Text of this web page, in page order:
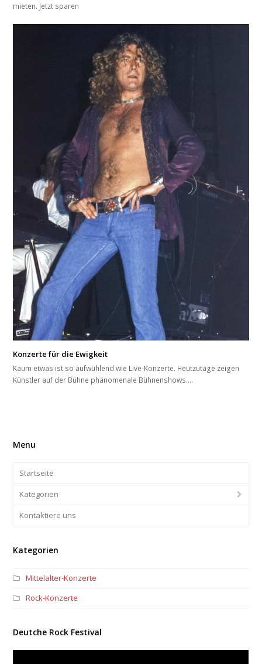
mieten. Jetzt sparen
Konzerte für die Ewigkeit
Kaum etwas ist so aufwühlend wie Live-Konzerte. Heutzutage zeigen
Künstler auf der Bühne phänomenale Bühnenshows.…
Menu
Startseite
Kategorien
Kontaktiere uns
Kategorien
Mittelalter-Konzerte
Rock-Konzerte
Deutche Rock Festival